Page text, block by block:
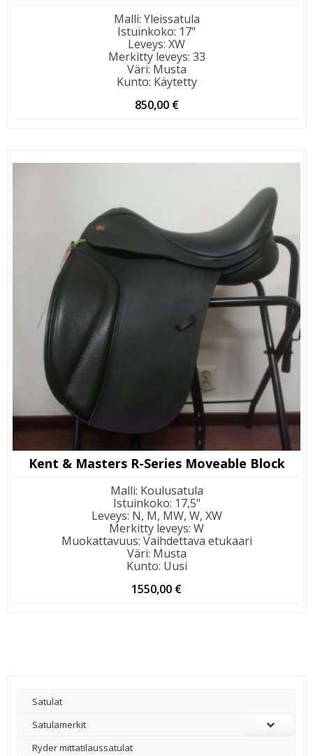
Malli: Yleissatula
Istuinkoko: 17"
Leveys: XW
Merkitty leveys: 33
Väri: Musta
Kunto: Käytetty
850,00 €
Kent & Masters R-Series Moveable Block
Malli: Koulusatula
Istuinkoko: 17,5"
Leveys: N, M, MW, W, XW
Merkitty leveys: W
Muokattavuus: Vaihdettava etukaari
Väri: Musta
Kunto: Uusi
1550,00 €
Satulat
Satulamerkit
Ryder mittatilaussatulat